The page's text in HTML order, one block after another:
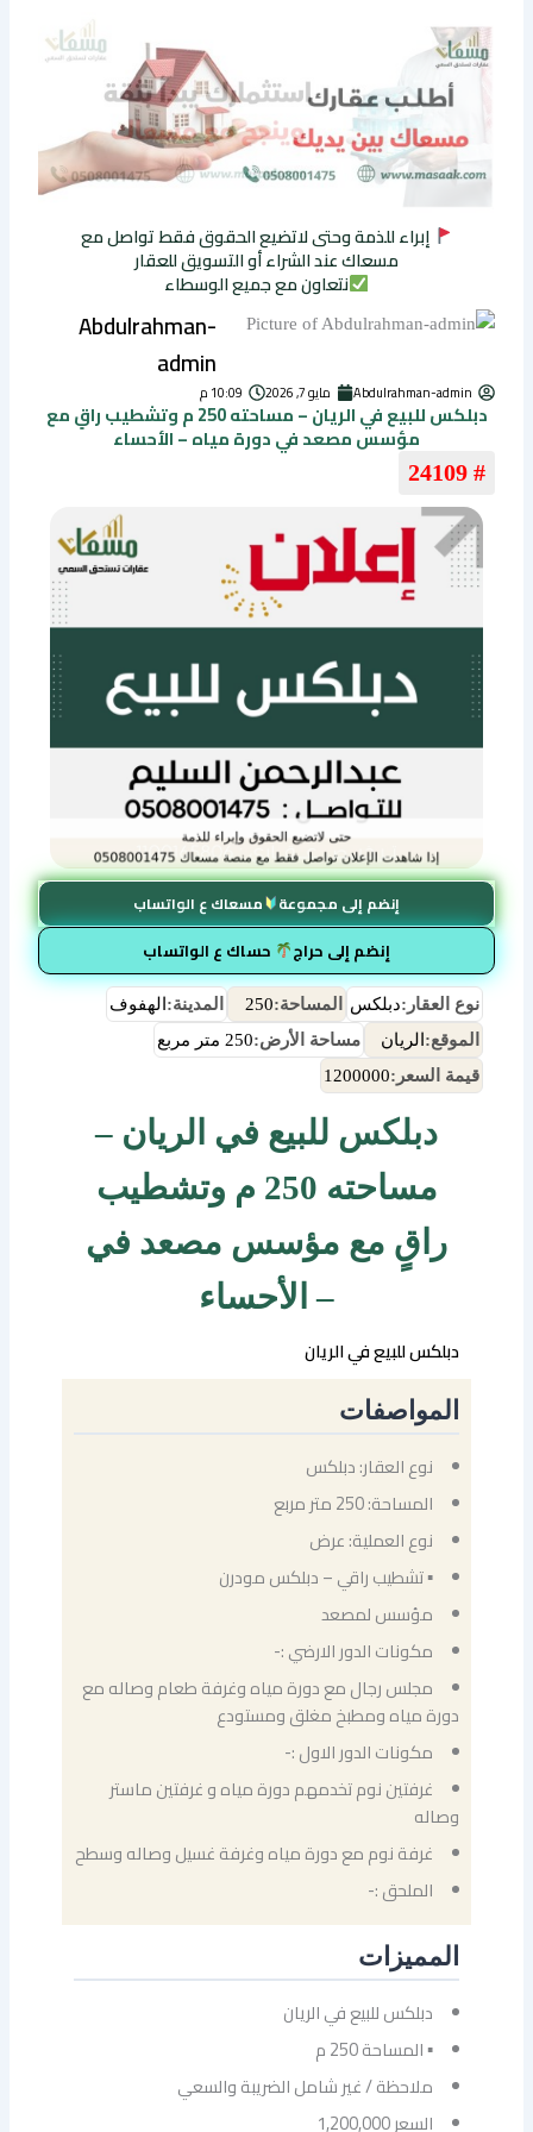
إبراء للذمة وحتى لاتضيع الحقوق فقط تواصل مع
مسعاك عند الشراء أو التسويق للعقار
نتعاون مع جميع الوسطاء
Abdulrahman-
admin
Abdulrahman-admin مايو 7, 2026 10:09 م
دبلكس للبيع في الريان – مساحته 250 م وتشطيب راقٍ مع
مؤسس مصعد في دورة مياه – الأحساء
# 24109
إنضم إلى مجموعة مسعاك ع الواتساب
إنضم إلى حراج حساك ع الواتساب
نوع العقار:دبلكس المساحة:250 المدينة: الهفوف
الموقع: الريان مساحة الأرض:250 متر مربع
قيمة السعر:1200000
دبلكس للبيع في الريان –
مساحته 250 م وتشطيب
راقٍ مع مؤسس مصعد في
– الأحساء
دبلكس للبيع في الريان
المواصفات
نوع العقار: دبلكس
المساحة: 250 متر مربع
نوع العملية: عرض
▪ تشطيب راقي – دبلكس مودرن
مؤسس لمصعد
مكونات الدور الارضي :-
مجلس رجال مع دورة مياه وغرفة طعام وصاله مع
دورة مياه ومطبخ مغلق ومستودع
مكونات الدور الاول :-
غرفتين نوم تخدمهم دورة مياه و غرفتين ماستر
وصاله
غرفة نوم مع دورة مياه وغرفة غسيل وصاله وسطح
الملحق :-
المميزات
دبلكس للبيع في الريان
▪ المساحة 250 م
ملاحظة / غير شامل الضريبة والسعي
السعر 1,200,000